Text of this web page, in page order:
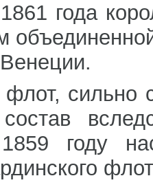
года
флот, сильно
году